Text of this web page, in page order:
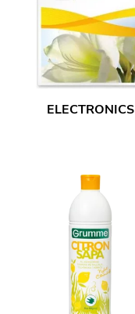
ELECTRONICS